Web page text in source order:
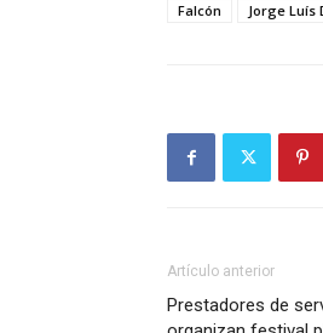
Falcón
Jorge Luís
Artículo anterior
Prestadores de